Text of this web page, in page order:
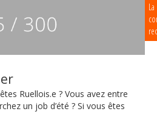
La
Ruellois.e ? Vous avez entre
un job d’été ? Si vous êtes